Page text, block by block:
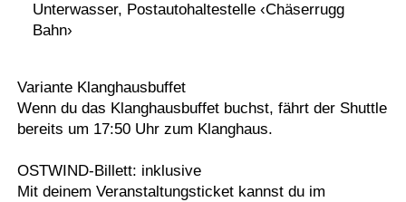
Unterwasser, Postautohaltestelle ‹Chäserrugg
Bahn›
Variante Klanghausbuffet
Wenn du das Klanghausbuffet buchst, fährt der Shuttle
bereits um 17:50 Uhr zum Klanghaus.
OSTWIND-Billett: inklusive
Mit deinem Veranstaltungsticket kannst du im